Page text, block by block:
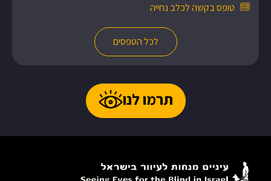
טופס בקשה לכלב נחייה
לכל הטפסים
תרמו לנו